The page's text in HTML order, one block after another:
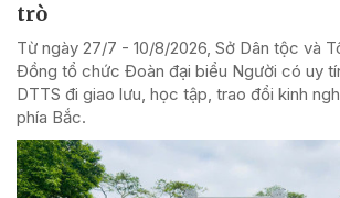
trò
Từ ngày 27/7 - 10/8/2026, Sở Dân tộc và
Đồng tổ chức Đoàn đại biểu Người có uy
DTTS đi giao lưu, học tập, trao đổi kinh
phía Bắc.